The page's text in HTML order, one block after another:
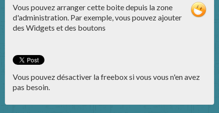
Vous pouvez arranger cette boite depuis la zone
d'administration. Par exemple, vous pouvez ajouter
des Widgets et des boutons
Vous pouvez désactiver la freebox si vous vous n'en avez
pas besoin.